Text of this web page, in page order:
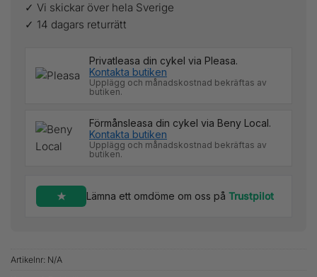
✓ Vi skickar över hela Sverige
✓ 14 dagars returrätt
Privatleasa din cykel via Pleasa.
Kontakta butiken
Upplägg och månadskostnad bekräftas av
butiken.
Förmånsleasa din cykel via Beny Local.
Kontakta butiken
Upplägg och månadskostnad bekräftas av
butiken.
Lämna ett omdöme om oss på Trustpilot
Artikelnr: N/A